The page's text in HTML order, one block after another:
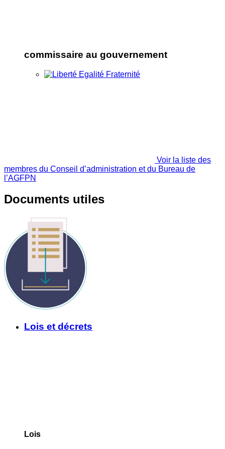
commissaire au gouvernement
Voir la liste des
membres du Conseil d’administration et du Bureau de
l’AGFPN
Documents utiles
Lois et décrets
Lois